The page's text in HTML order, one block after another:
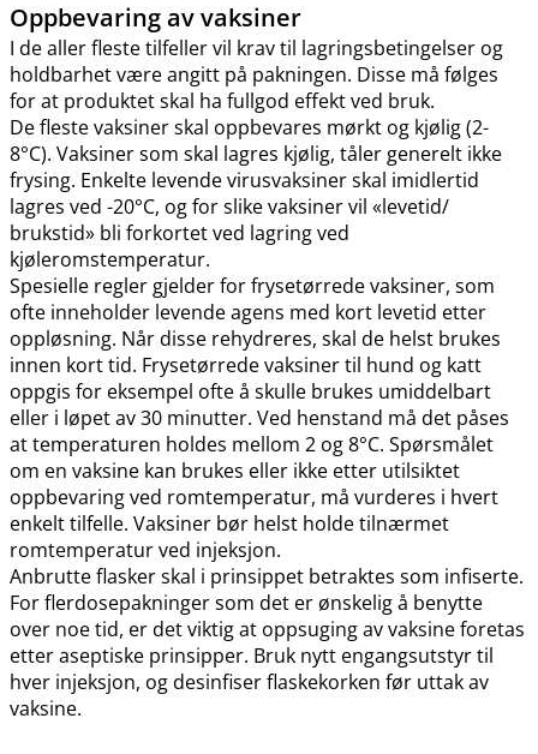
Oppbevaring av vaksiner
I de aller fleste tilfeller vil krav til lagringsbetingelser og
holdbarhet være angitt på pakningen. Disse må følges
for at produktet skal ha fullgod effekt ved bruk.
De fleste vaksiner skal oppbevares mørkt og kjølig (2-
8°C). Vaksiner som skal lagres kjølig, tåler generelt ikke
frysing. Enkelte levende virusvaksiner skal imidlertid
lagres ved -20°C, og for slike vaksiner vil «levetid​/​
brukstid» bli forkortet ved lagring ved
kjøleromstemperatur.
Spesielle regler gjelder for frysetørrede vaksiner, som
ofte inneholder levende agens med kort levetid etter
oppløsning. Når disse rehydreres, skal de helst brukes
innen kort tid. Frysetørrede vaksiner til hund og katt
oppgis for eksempel ofte å skulle brukes umiddelbart
eller i løpet av 30 minutter. Ved henstand må det påses
at temperaturen holdes mellom 2 og 8°C. Spørsmålet
om en vaksine kan brukes eller ikke etter utilsiktet
oppbevaring ved romtemperatur, må vurderes i hvert
enkelt tilfelle. Vaksiner bør helst holde tilnærmet
romtemperatur ved injeksjon.
Anbrutte flasker skal i prinsippet betraktes som infiserte.
For flerdosepakninger som det er ønskelig å benytte
over noe tid, er det viktig at oppsuging av vaksine foretas
etter aseptiske prinsipper. Bruk nytt engangsutstyr til
hver injeksjon, og desinfiser flaskekorken før uttak av
vaksine.